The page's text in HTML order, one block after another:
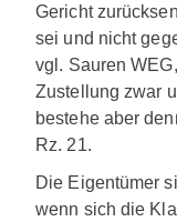
Gericht
sei und nicht
vgl. Sauren
Zustellung zwar
bestehe aber
Rz. 21.
Die Eigentümer
wenn sich die